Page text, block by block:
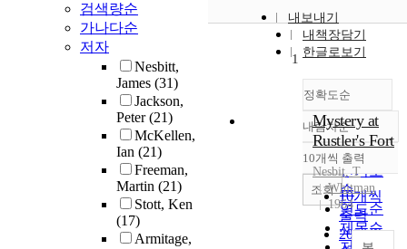
검색량순
가나다순
저자
Nesbitt,
James (31)
Jackson,
Peter(21)
McKellen,
Ian (21)
Freeman,
Martin (21)
Stott, Ken
(17)
Armitage,
내보내기
내책장담기
한글로보기
정확도순
정확도
순
인기도
순
연도순
제목순
내림차순
내림차순
10개씩 출력
10개씩
출력
20개씩
조회
1
Mystery at
Rustler's Fort
Nesbit, T
Whitman
1964